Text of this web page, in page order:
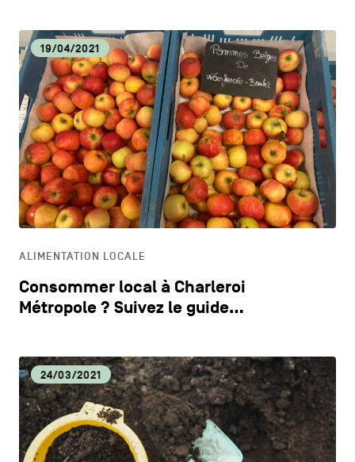
19/04/2021
ALIMENTATION LOCALE
Consommer local à Charleroi
Métropole ? Suivez le guide…
24/03/2021